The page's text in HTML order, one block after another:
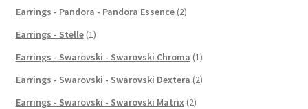
Earrings - Pandora - Pandora Essence (2)
Earrings - Stelle (1)
Earrings - Swarovski - Swarovski Chroma (1)
Earrings - Swarovski - Swarovski Dextera (2)
Earrings - Swarovski - Swarovski Matrix (2)